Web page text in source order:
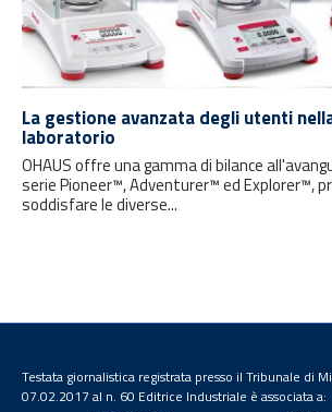
La gestione avanzata degli utenti
laboratorio
OHAUS offre una gamma di bilance
serie Pioneer™, Adventurer™ ed Explorer™,
soddisfare le diverse...
Testata giornalistica registrata presso il Tribunale di
07.02.2017 al n. 60 Editrice Industriale è associata a: